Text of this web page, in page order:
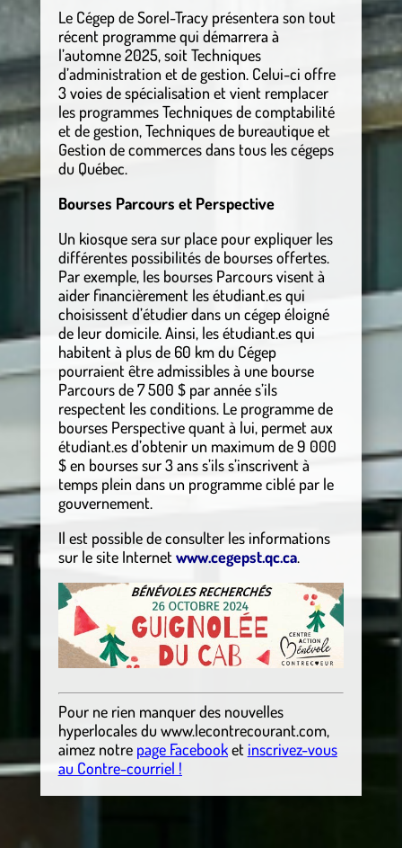
Le Cégep de Sorel-Tracy présentera son tout
récent programme qui démarrera à
l’automne 2025, soit Techniques
d’administration et de gestion. Celui-ci offre
3 voies de spécialisation et vient remplacer
les programmes Techniques de comptabilité
et de gestion, Techniques de bureautique et
Gestion de commerces dans tous les cégeps
du Québec.
Bourses Parcours et Perspective
Un kiosque sera sur place pour expliquer les
différentes possibilités de bourses offertes.
Par exemple, les bourses Parcours visent à
aider financièrement les étudiant.es qui
choisissent d’étudier dans un cégep éloigné
de leur domicile. Ainsi, les étudiant.es qui
habitent à plus de 60 km du Cégep
pourraient être admissibles à une bourse
Parcours de 7 500 $ par année s’ils
respectent les conditions. Le programme de
bourses Perspective quant à lui, permet aux
étudiant.es d’obtenir un maximum de 9 000
$ en bourses sur 3 ans s’ils s’inscrivent à
temps plein dans un programme ciblé par le
gouvernement.
Il est possible de consulter les informations
sur le site Internet www.cegepst.qc.ca.
Pour ne rien manquer des nouvelles
hyperlocalesdu www.lecontrecourant.com,
aimez notre page Facebooket inscrivez-vous
au Contre-courriel !